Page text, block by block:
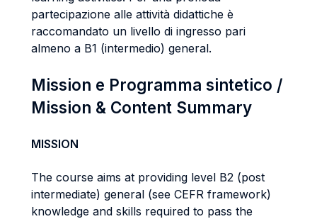
partecipazione alle attività didattiche è
raccomandato un livello di ingresso pari
almeno a B1 (intermedio) general.
Mission e Programma sintetico /
Mission & Content Summary
MISSION
The course aims at providing level B2 (post
intermediate) general (see CEFR framework)
knowledge and skills required to pass the